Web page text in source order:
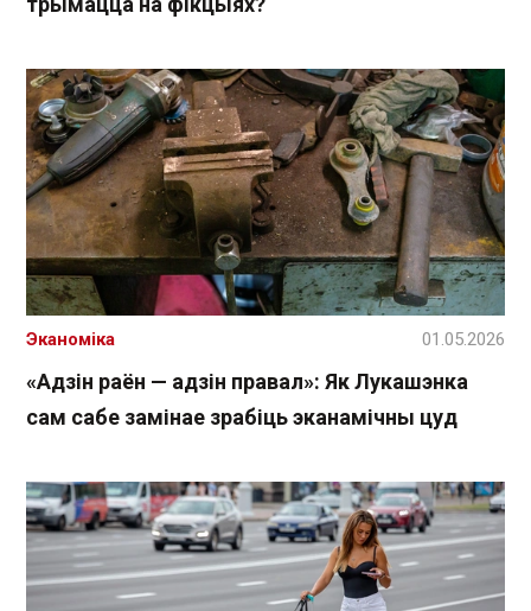
«Адзін раён — адзін правал»: Як Лукашэнка
сам сабе замінае зрабіць эканамічны цуд
Эканоміка 01.05.2026